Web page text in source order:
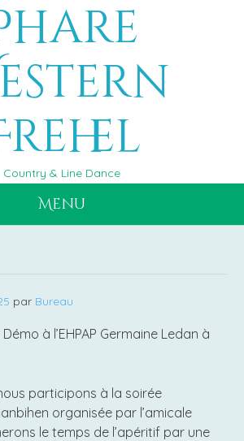
Country & Line Dance
Menu
par Bureau
à l’EHPAP Germaine Ledan à
participons à la soirée
organisée par l’amicale
le temps de l’apéritif par une